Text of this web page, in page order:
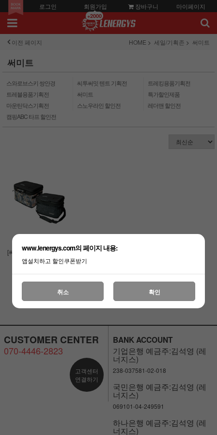
로그인 회원가입
+2000
장바구니 마이페이지
이전 페이지 HOME 세일/기획존 써미트
써미트
스와로브스키 쌍안경 씨투써밋 텐트 기획전
트레킹용품기획전
트레블용품기획전
써미트
특가할인제품
마운틴닥스기획전
스노우라인 할인전
레더맨 할인전
캠핑ABC 타프 할인전
[써미트]마이빙고 쿨러백
보냉백
CUSTOMER CENTER
070-4446-2823
고객센터
연결하기
BANK ACCOUNT
기업은행 예금주:김석영 (레
너지스)
238-037581-02-018
국민은행 예금주:김석영 (레
너지스)
069101-04-249591
하나은행 예금주:김석영 (레
너지스)
www.lenergys.com의 페이지 내용:
앱설치하고 할인쿠폰받기
취소 확인